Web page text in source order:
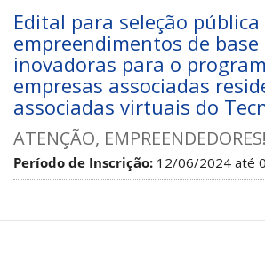
Edital para seleção pública
empreendimentos de
inovadoras para o
empresas associadas
associadas virtuais do
ATENÇÃO, EMPREENDEDORES!
Período de Inscrição: 12/06/2024 até